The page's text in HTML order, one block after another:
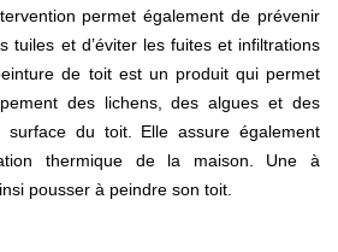
permet également de prévenir
tuiles et d’éviter les fuites et infiltrations
de toit est un produit qui permet
des lichens, des algues et des
du toit. Elle assure également
thermique de la maison. Une à
pousser à peindre son toit.